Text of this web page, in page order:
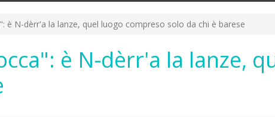
è N-dèrr'a la lanze, quel luogo compreso solo da chi è barese
è N-dèrr'a la lanze,